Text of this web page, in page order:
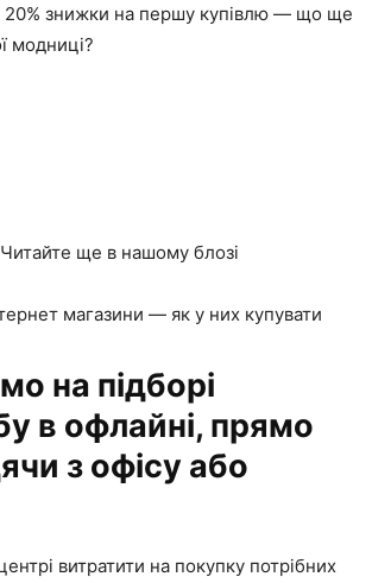
20% знижки на першу купівлю — що ще
модниці?
Читайте ще в нашому блозі
магазини — як у них купувати
на підборі
в офлайні, прямо
з офісу або
витратити на покупку потрібних